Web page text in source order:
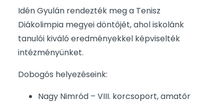
Idén Gyulán rendezték meg a Tenisz
Diákolimpia megyei döntőjét, ahol iskolánk
tanulói kiváló eredményekkel képviselték
intézményünket.
Dobogós helyezéseink:
Nagy Nimród – VIII. korcsoport, amatőr